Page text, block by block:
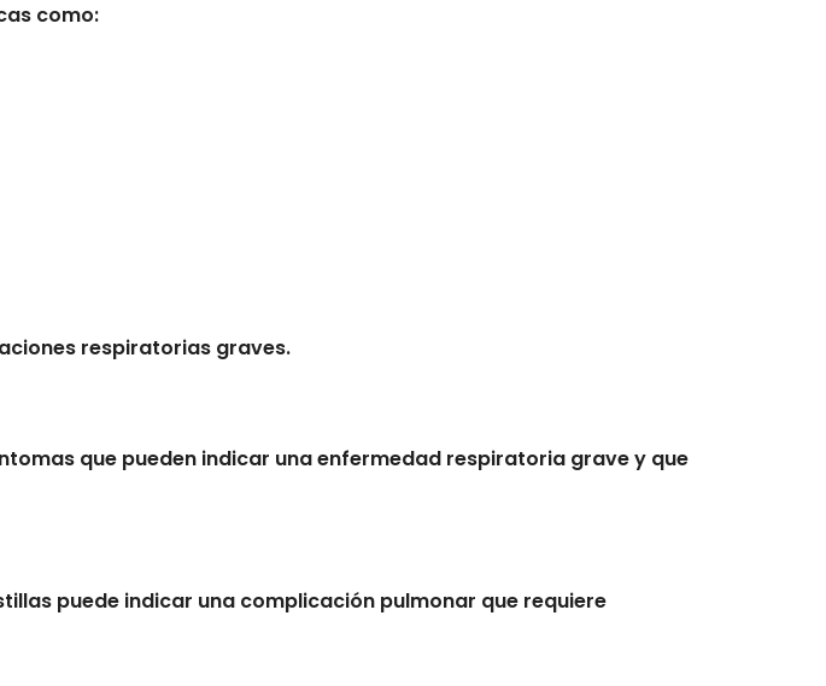
como:
respiratorias graves.
que pueden indicar una enfermedad respiratoria grave y que
puede indicar una complicación pulmonar que requiere